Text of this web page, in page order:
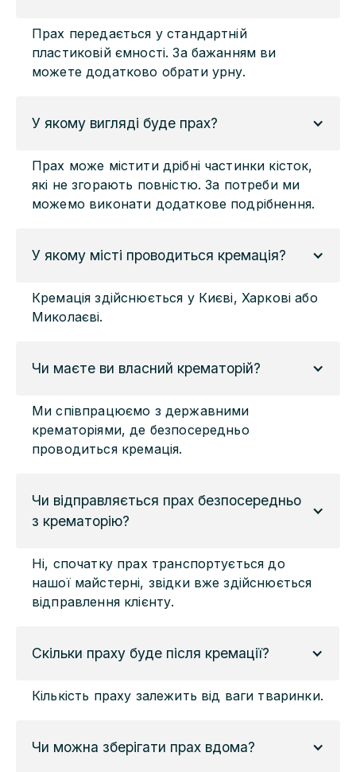
Прах передається у стандартній
пластиковій ємності. За бажанням ви
можете додатково обрати урну.
У якому вигляді буде прах?
Прах може містити дрібні частинки кісток,
які не згорають повністю. За потреби ми
можемо виконати додаткове подрібнення.
У якому місті проводиться кремація?
Кремація здійснюється у Києві, Харкові або
Миколаєві.
Чи маєте ви власний крематорій?
Ми співпрацюємо з державними
крематоріями, де безпосередньо
проводиться кремація.
Чи відправляється прах безпосередньо
з крематорію?
Ні, спочатку прах транспортується до
нашої майстерні, звідки вже здійснюється
відправлення клієнту.
Скільки праху буде після кремації?
Кількість праху залежить від ваги тваринки.
Чи можна зберігати прах вдома?